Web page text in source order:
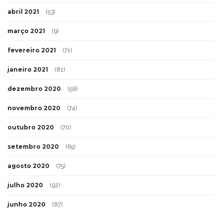
abril 2021 (53)
março 2021 (9)
fevereiro 2021 (71)
janeiro 2021 (81)
dezembro 2020 (56)
novembro 2020 (74)
outubro 2020 (70)
setembro 2020 (65)
agosto 2020 (75)
julho 2020 (92)
junho 2020 (87)